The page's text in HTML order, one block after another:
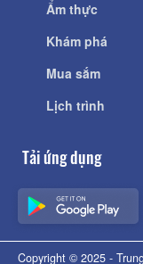
Ẩm thực
Khám phá
Mua sắm
Lịch trình
Tải ứng dụng
Copyright © 2025 -